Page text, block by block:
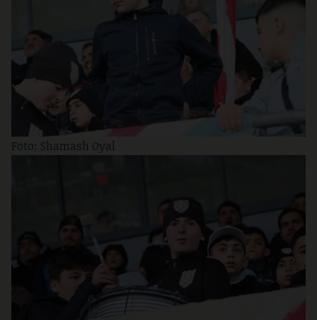
Foto: Shamash Oyal